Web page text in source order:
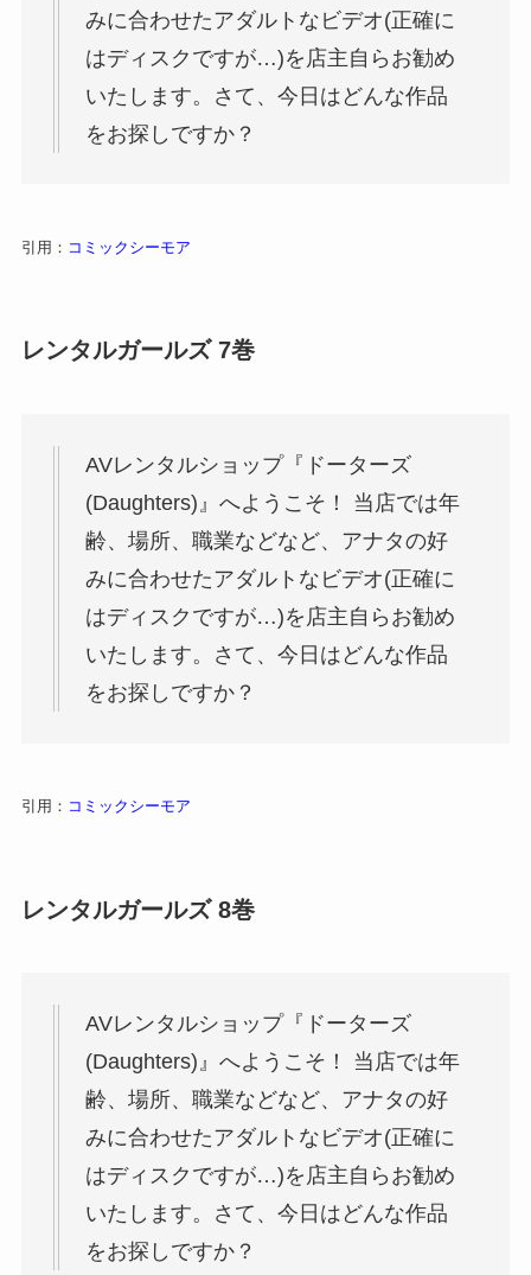
みに合わせたアダルトなビデオ(正確に
はディスクですが…)を店主自らお勧め
いたします。さて、今日はどんな作品
をお探しですか？
引用： コミックシーモア
レンタルガールズ 7巻
AVレンタルショップ『ドーターズ
(Daughters)』へようこそ！ 当店では年
齢、場所、職業などなど、アナタの好
みに合わせたアダルトなビデオ(正確に
はディスクですが…)を店主自らお勧め
いたします。さて、今日はどんな作品
をお探しですか？
引用： コミックシーモア
レンタルガールズ 8巻
AVレンタルショップ『ドーターズ
(Daughters)』へようこそ！ 当店では年
齢、場所、職業などなど、アナタの好
みに合わせたアダルトなビデオ(正確に
はディスクですが…)を店主自らお勧め
いたします。さて、今日はどんな作品
をお探しですか？